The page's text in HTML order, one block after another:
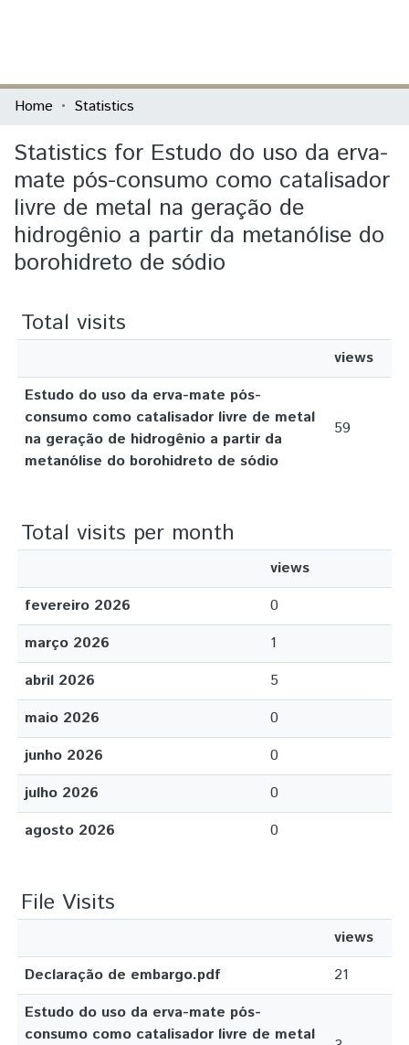
Communities & Collections
All of DSpace
Home Statistics
Statistics for Estudo do uso da erva-
mate pós-consumo como catalisador
livre de metal na geração de
hidrogênio a partir da metanólise do
borohidreto de sódio
Total visits
views
Estudo do uso da erva-mate pós-
consumo como catalisador livre de metal
na geração de hidrogênio a partir da
metanólise do borohidreto de sódio
59
Total visits per month
views
fevereiro 2026
0
março 2026
1
abril 2026
5
maio 2026
0
junho 2026
0
julho 2026
0
agosto 2026
0
File Visits
views
Declaração de embargo.pdf
21
Estudo do uso da erva-mate pós-
consumo como catalisador livre de metal